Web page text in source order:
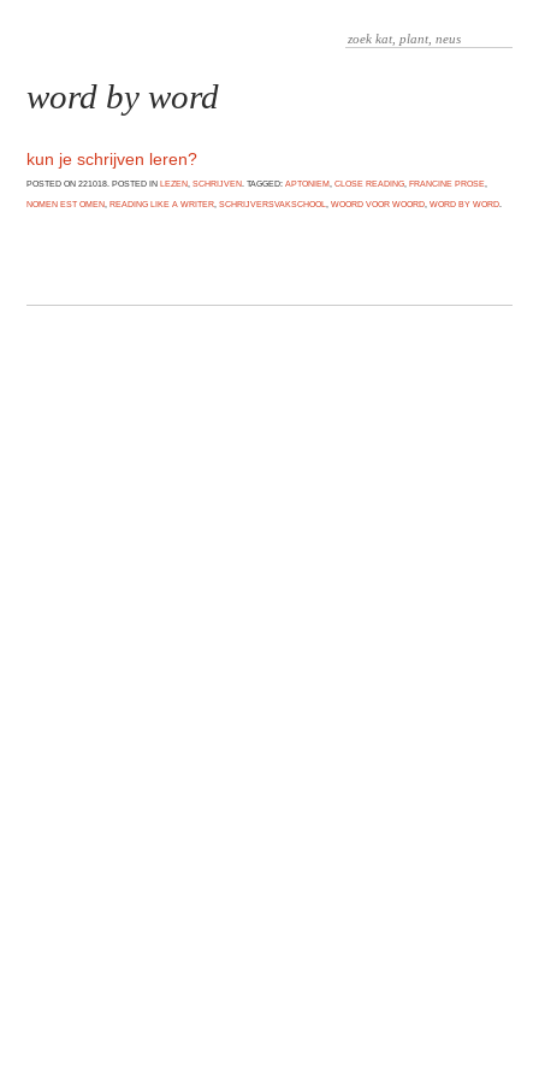
word by word
kun je schrijven leren?
POSTED ON 221018. POSTED INLEZEN ,SCHRIJVEN . TAGGED:APTONIEM ,CLOSE READING ,FRANCINE PROSE
NOMEN EST OMEN ,READING LIKE A WRITER ,SCHRIJVERSVAKSCHOOL ,WOORD VOOR WOORD ,WORD BY WORD